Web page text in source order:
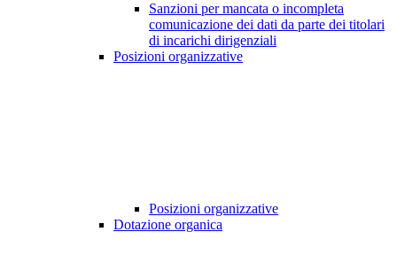
Sanzioni per mancata o incompleta
comunicazione dei dati da parte dei titolari
di incarichi dirigenziali
Posizioni organizzative
Posizioni organizzative
Dotazione organica